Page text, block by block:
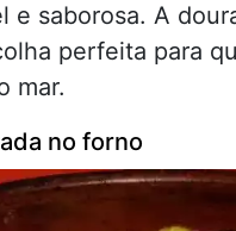
e saborosa. A
perfeita para
mar.
no forno